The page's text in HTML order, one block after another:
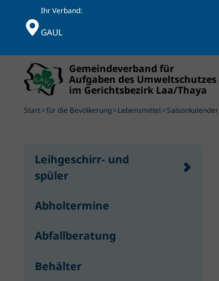
Skip to main content
Ihr Verband:
GAUL
Start für die Bevölkerung Lebensmittel Saisonkalender
Leihgeschirr- und
spüler
Abholtermine
Abfallberatung
Behälter